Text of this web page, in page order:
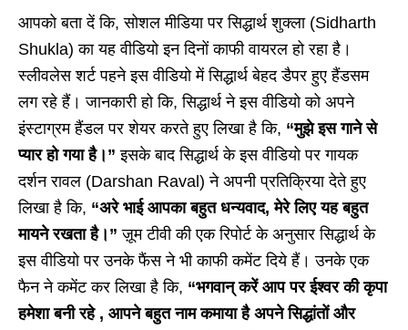
आपको बता दें कि, सोशल मीडिया पर सिद्धार्थ शुक्ला (Sidharth
Shukla) का यह वीडियो इन दिनों काफी वायरल हो रहा है।
स्लीवलेस शर्ट पहने इस वीडियो में सिद्धार्थ बेहद डैपर हुए हैंडसम
लग रहे हैं। जानकारी हो कि, सिद्धार्थ ने इस वीडियो को अपने
इंस्टाग्रम हैंडल पर शेयर करते हुए लिखा है कि, “मुझे इस गाने से
प्यार हो गया है।”इसके बाद सिद्धार्थ के इस वीडियो पर गायक
दर्शन रावल (Darshan Raval) ने अपनी प्रतिक्रिया देते हुए
लिखा है कि, “अरे भाई आपका बहुत धन्यवाद, मेरे लिए यह बहुत
मायने रखता है।” ज़ूम टीवी की एक रिपोर्ट के अनुसार सिद्धार्थ के
इस वीडियो पर उनके फैंस ने भी काफी कमेंट दिये हैं। उनके एक
फैन ने कमेंट कर लिखा है कि, “भगवान् करें आप पर ईश्वर की कृपा
हमेशा बनी रहे , आपने बहुत नाम कमाया है अपने सिद्धांतों और